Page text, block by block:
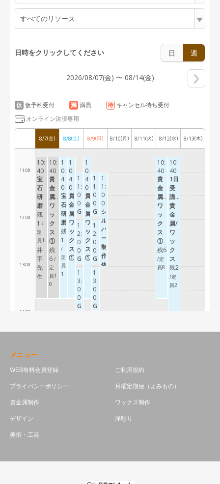
メニュー
WEB有料会員登録 ご利用規約
プライバシーポリシー 月曜定期便（よみもの）
貴金属制作 ワックス制作
デザイン 洋彫り
美術・工芸